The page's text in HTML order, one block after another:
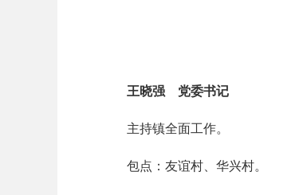
王晓强 党委书记
主持镇全面工作。
包点：友谊村、华兴村。